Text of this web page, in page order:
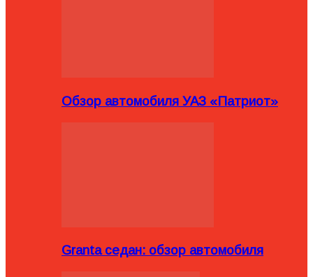
Обзор автомобиля УАЗ «Патриот»
Granta седан: обзор автомобиля